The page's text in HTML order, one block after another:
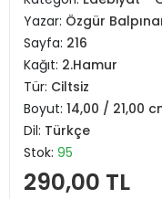
Yazar: Özgür
Sayfa: 216
Kağıt: 2.Hamur
Tür: Ciltsiz
Boyut: 14,00 / 21,00
Dil: Türkçe
Stok: 95
290,00 TL